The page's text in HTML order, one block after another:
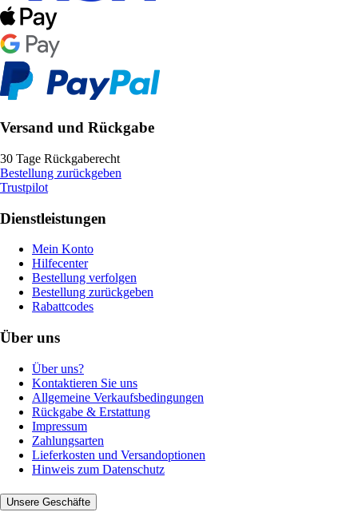
Versand und Rückgabe
30 Tage Rückgaberecht
Bestellung zurückgeben
Trustpilot
Dienstleistungen
Mein Konto
Hilfecenter
Bestellung verfolgen
Bestellung zurückgeben
Rabattcodes
Über uns
Über uns?
Kontaktieren Sie uns
Allgemeine Verkaufsbedingungen
Rückgabe & Erstattung
Impressum
Zahlungsarten
Lieferkosten und Versandoptionen
Hinweis zum Datenschutz
Unsere Geschäfte